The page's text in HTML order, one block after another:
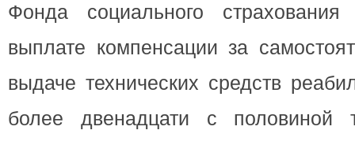
Фонда социального
выплате компенсации за
выдаче технических средств
более двенадцати с половиной